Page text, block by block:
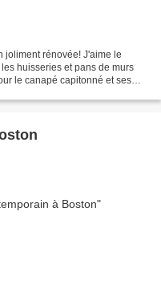
joliment rénovée! J'aime le
huisseries et pans de murs
le canapé capitonné et ses